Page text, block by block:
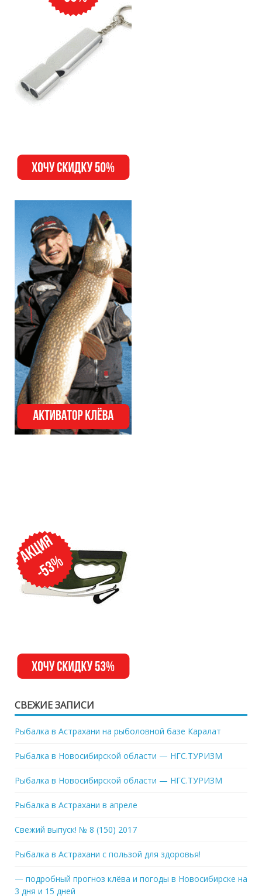
СВЕЖИЕ ЗАПИСИ
Рыбалка в Астрахани на рыболовной базе Каралат
Рыбалка в Новосибирской области — НГС.ТУРИЗМ
Рыбалка в Новосибирской области — НГС.ТУРИЗМ
Рыбалка в Астрахани в апреле
Свежий выпуск! № 8 (150) 2017
Рыбалка в Астрахани с пользой для здоровья!
— подробный прогноз клёва и погоды в Новосибирске на
3 дня и 15 дней